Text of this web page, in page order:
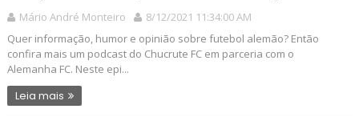
Mário André Monteiro
8/12/2021 11:34:00 AM
Quer informação, humor e opinião sobre futebol alemão? Então
confira mais um podcast do Chucrute FC em parceria com o
Alemanha FC. Neste epi...
Leia mais